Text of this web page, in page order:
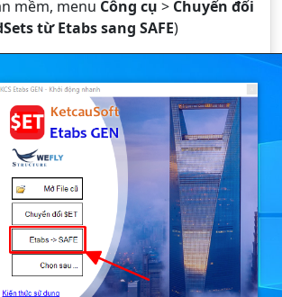
mềm, menu Công cụ > Chuyển đổi
từ Etabs sang SAFE)